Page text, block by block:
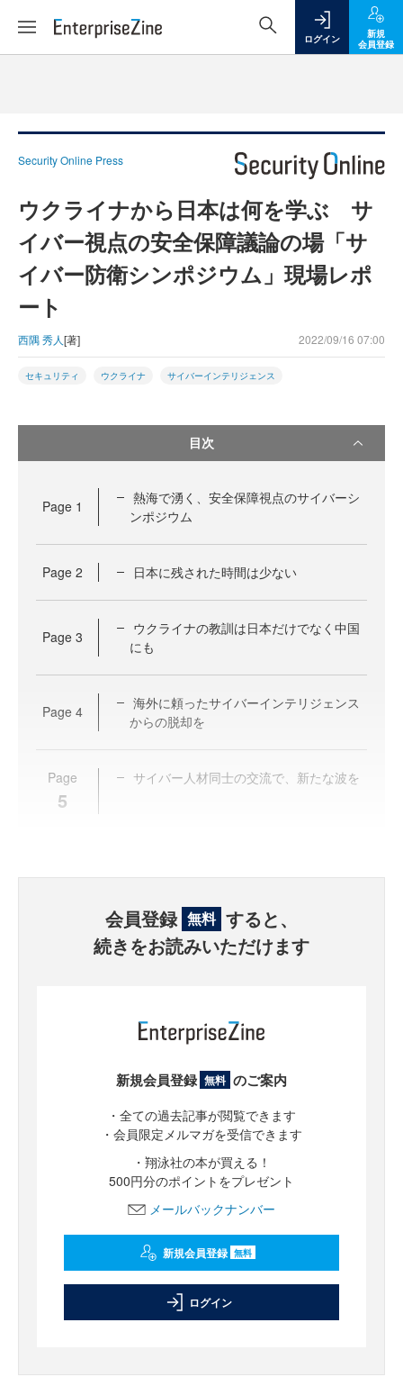
ログイン
新規
会員登録
Security Online Press
ウクライナから日本は何を学ぶ サ
イバー視点の安全保障議論の場「サ
イバー防衛シンポジウム」現場レポ
ート
西隅 秀人[著] 2022/09/16 07:00
セキュリティ ウクライナ サイバーインテリジェンス
目次
Page 1
熱海で湧く、安全保障視点のサイバーシ
ンポジウム
Page 2 日本に残された時間は少ない
Page 3
ウクライナの教訓は日本だけでなく中国
にも
Page 4
海外に頼ったサイバーインテリジェンス
からの脱却を
Page
5
サイバー人材同士の交流で、新たな波を
会員登録 無料 すると、
続きをお読みいただけます
新規会員登録 無料 のご案内
・全ての過去記事が閲覧できます
・会員限定メルマガを受信できます
・翔泳社の本が買える！
500円分のポイントをプレゼント
メールバックナンバー
新規会員登録 無料
ログイン